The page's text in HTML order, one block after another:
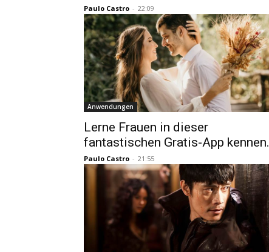
Paulo Castro - 22:09
Anwendungen
Lerne Frauen in dieser
fantastischen Gratis-App kennen.
Paulo Castro - 21:55